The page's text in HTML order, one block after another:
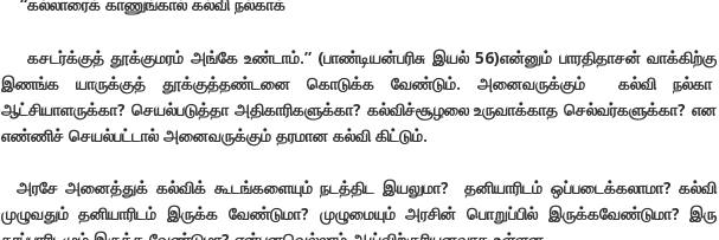
கசடர்க்குத் தூக்குமரம் அங்கே உண்டாம்.”(பாண்டியன்பரிசு இயல்56)என்னும் பாரதிதாசன் வாக்கிற்கு
இணங்க யாருக்குத் தூக்குத்தண்டனை கொடுக்க வேண்டும். அனைவருக்கும் கல்வி நல்கா
ஆட்சியாளருக்கா? செயல்படுத்தா அதிகாரிகளுக்கா? கல்விச்சூழலை உருவாக்காத செல்வர்களுக்கா?என
எண்ணிச் செயல்பட்டால் அனைவருக்கும் தரமான கல்வி கிட்டும்.
அரசே அனைத்துக் கல்விக் கூடங்களையும் நடத்திட இயலுமா? தனியாரிடம் ஒப்படைக்கலாமா? கல்வி
முழுவதும் தனியாரிடம் இருக்க வேண்டுமா? முழுமையும் அரசின் பொறுப்பில் இருக்கவேண்டுமா? இரு